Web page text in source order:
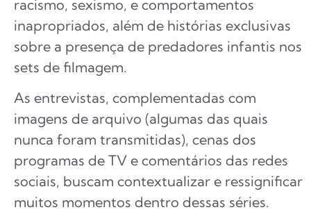
racismo, sexismo, e comportamentos
inapropriados, além de histórias exclusivas
sobre a presença de predadores infantis nos
sets de filmagem.
As entrevistas, complementadas com
imagens de arquivo (algumas das quais
nunca foram transmitidas), cenas dos
programas de TV e comentários das redes
sociais, buscam contextualizar e ressignificar
muitos momentos dentro dessas séries.